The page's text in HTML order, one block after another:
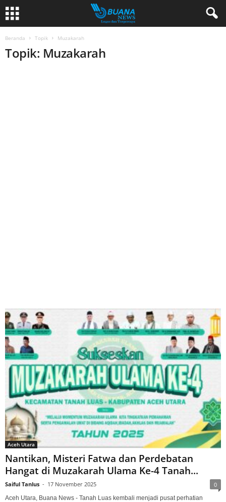
Beranda Topik Muzakarah
Topik: Muzakarah
Aceh Utara
Nantikan, Misteri Fatwa dan Perdebatan
Hangat di Muzakarah Ulama Ke-4 Tanah...
Saiful Tanlus - 17 November 2025 0
Aceh Utara, Buana News - Tanah Luas kembali menjadi pusat perhatian